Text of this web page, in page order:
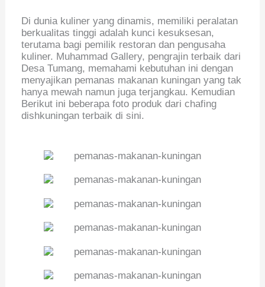
Di dunia kuliner yang dinamis, memiliki peralatan
berkualitas tinggi adalah kunci kesuksesan,
terutama bagi pemilik restoran dan pengusaha
kuliner. Muhammad Gallery, pengrajin terbaik dari
Desa Tumang, memahami kebutuhan ini dengan
menyajikan pemanas makanan kuningan yang tak
hanya mewah namun juga terjangkau. Kemudian
Berikut ini beberapa foto produk dari chafing
dishkuningan terbaik di sini.